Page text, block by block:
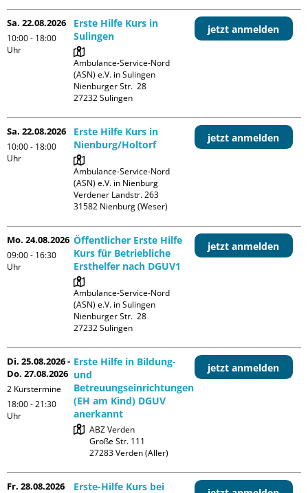
Sa. 22.08.2026
10:00 - 18:00
Uhr
Erste Hilfe Kurs in
Sulingen
Ambulance-Service-Nord
(ASN) e.V. in Sulingen
Nienburger Str.  28
jetzt anmelden
Sa. 22.08.2026
10:00 - 18:00
Uhr
Erste Hilfe Kurs in
Nienburg/Holtorf
Ambulance-Service-Nord
(ASN) e.V. in Nienburg
Verdener Landstr. 263
jetzt anmelden
Mo. 24.08.2026
09:00 - 16:30
Uhr
Öffentlicher Erste Hilfe
Kurs für Betriebliche
Ersthelfer nach DGUV1
Ambulance-Service-Nord
(ASN) e.V. in Sulingen
Nienburger Str.  28
jetzt anmelden
Di. 25.08.2026 -
Do. 27.08.2026
2 Kurstermine
18:00 - 21:30
Uhr
Erste Hilfe in Bildung-
und
Betreuungseinrichtungen
(EH am Kind) DGUV
anerkannt
ABZ Verden
Große Str. 111
jetzt anmelden
Fr. 28.08.2026
Erste-Hilfe Kurs bei